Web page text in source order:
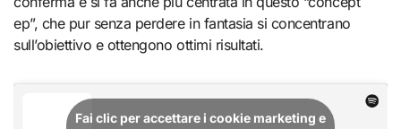
ep”, che pur senza perdere in fantasia si concentrano
sull’obiettivo e ottengono ottimi risultati.
Fai clic per accettare i cookie marketing e